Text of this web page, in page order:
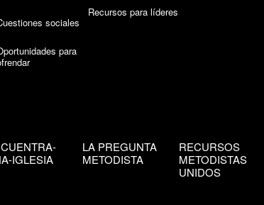
sociales
para
Recursos para líderes
IGLESIA
LA PREGUNTA
METODISTA
RECURSOS
METODISTAS
UNIDOS